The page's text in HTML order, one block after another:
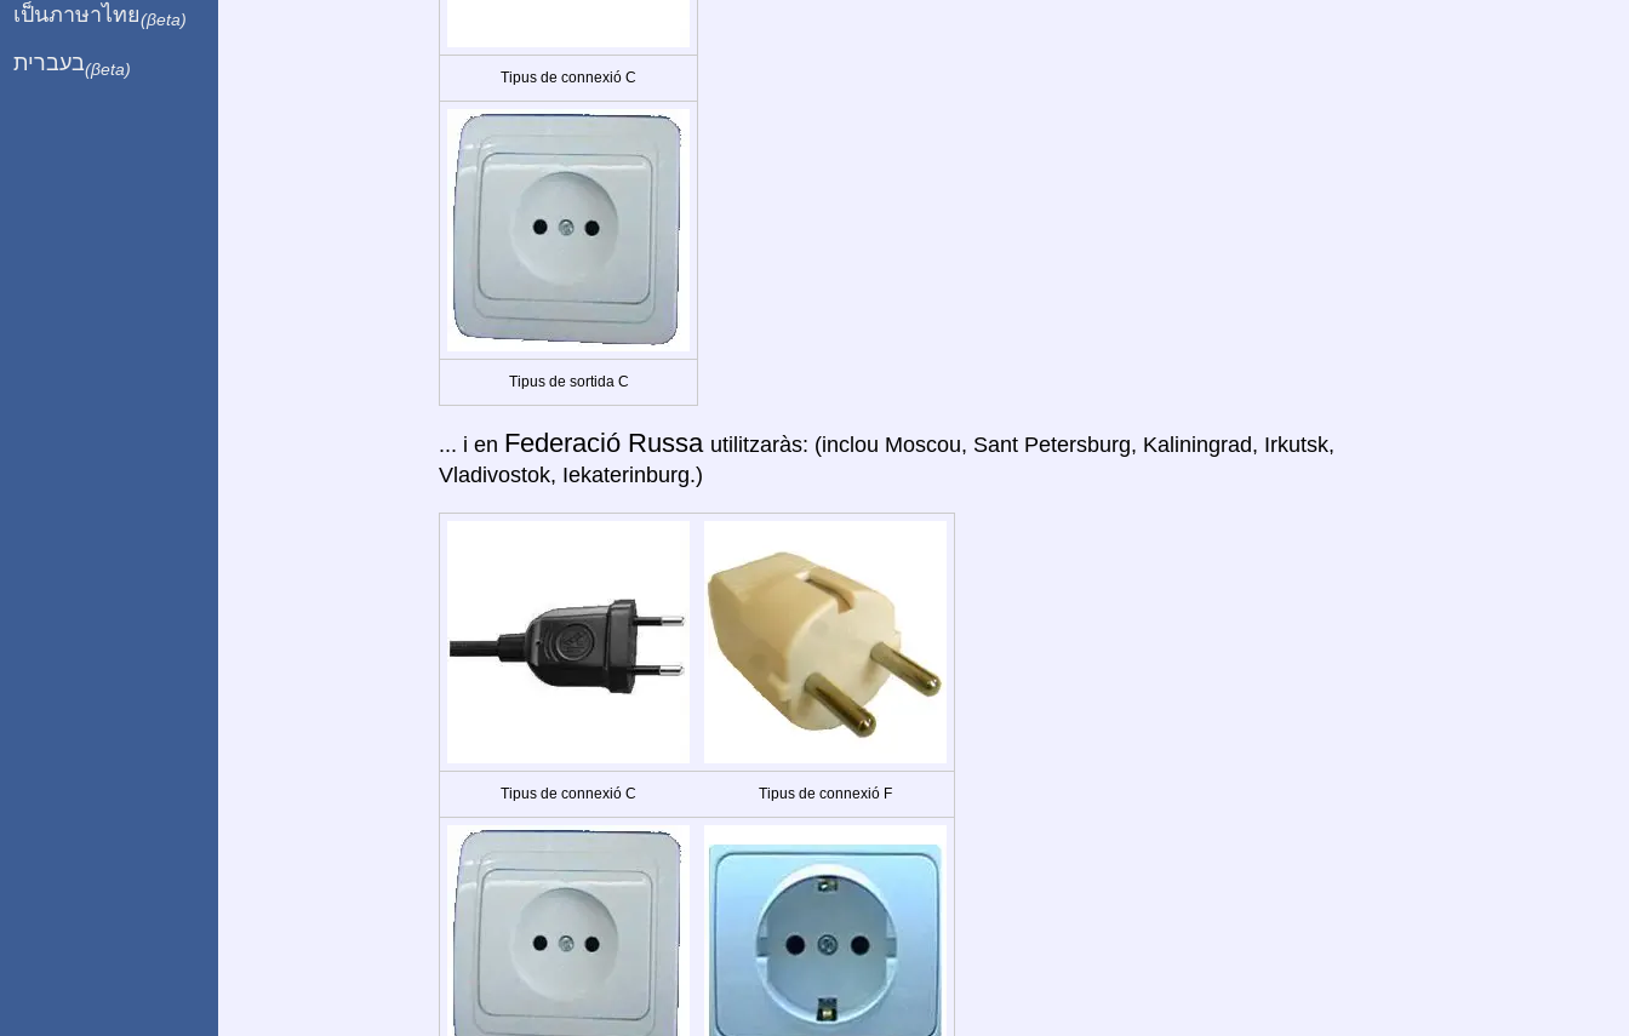
Tipus de connexió C
Tipus de sortida C
... i en Federació Russa utilitzaràs: (inclou Moscou, Sant Petersburg, Kaliningrad, Irkutsk,
Vladivostok, Iekaterinburg.)
Tipus de connexió C Tipus de connexió F
เป็นภาษาไทย(βeta)
בעברית(βeta)